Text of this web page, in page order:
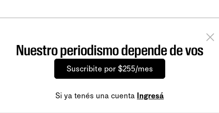
Nuestro periodismo depende de vos
Suscribite por $255/mes
Si ya tenés una cuenta Ingresá